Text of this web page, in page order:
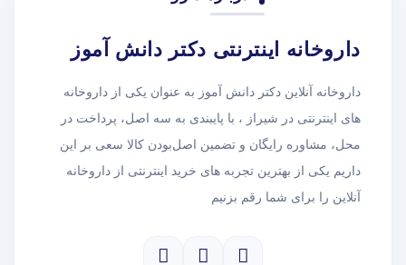
داروخانه اینترنتی دکتر دانش آموز
داروخانه آنلاین دکتر دانش آموز به عنوان یکی از داروخانه
های اینترنتی در شیراز ، با پایبندی به سه اصل، پرداخت در
محل، مشاوره رایگان و تضمین اصل‌بودن کالا سعی بر این
داریم یکی از بهترین تجربه های خرید اینترنتی از داروخانه
آنلاین را برای شما رقم بزنیم